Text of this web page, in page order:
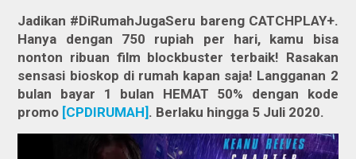
Jadikan #DiRumahJugaSeru bareng CATCHPLAY+.
Hanya dengan 750 rupiah per hari, kamu bisa
nonton ribuan film blockbuster terbaik! Rasakan
sensasi bioskop di rumah kapan saja! Langganan 2
bulan bayar 1 bulan HEMAT 50% dengan kode
promo [CPDIRUMAH]. Berlaku hingga 5 Juli 2020.